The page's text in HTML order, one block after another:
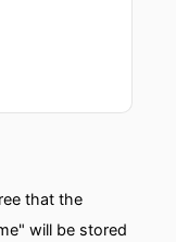
that the
will be stored